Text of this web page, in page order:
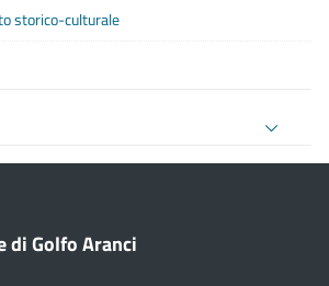
storico-culturale
di Golfo Aranci